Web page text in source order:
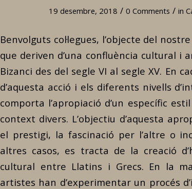
19 desembre, 2018 / 0 Comments / in
Benvolguts col·legues, l’objecte del
que deriven d’una confluència cultural i
Bizanci des del segle VI al segle XV. En
d’aquesta acció i els diferents nivells
comporta l’apropiació d’un específic
context divers. L’objectiu d’aquesta
el prestigi, la fascinació per l’altre o
altres casos, es tracta de la creació
cultural entre Llatins i Grecs. En la
artistes han d’experimentar un procés